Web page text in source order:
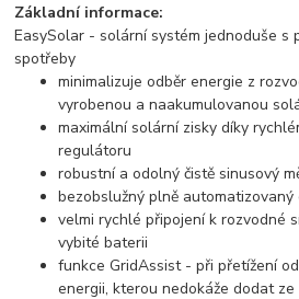
Základní informace:
EasySolar - solární systém jednoduše s
spotřeby
minimalizuje odběr energie z
vyrobenou a naakumulovanou
maximální solární zisky díky
regulátoru
robustní a odolný čistě sinusový
bezobslužný plně automatizovaný
velmi rychlé připojení k rozvodné
vybité baterii
funkce GridAssist - při přetížení
energii, kterou nedokáže dodat ze